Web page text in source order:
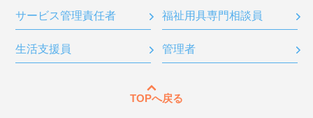
サービス管理責任者 福祉用具専門相談員
生活支援員 管理者
TOPへ戻る